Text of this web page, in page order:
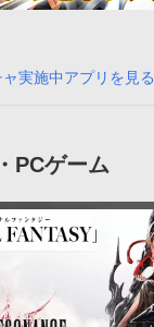
実施中アプリを見る
PCゲーム